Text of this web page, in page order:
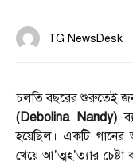
TG NewsDesk
চলতি বছরের শুরুতেই
(Debolina Nandy)
হয়েছিল। একটি গানের
খেয়ে আ’ত্মহ’ত্যার